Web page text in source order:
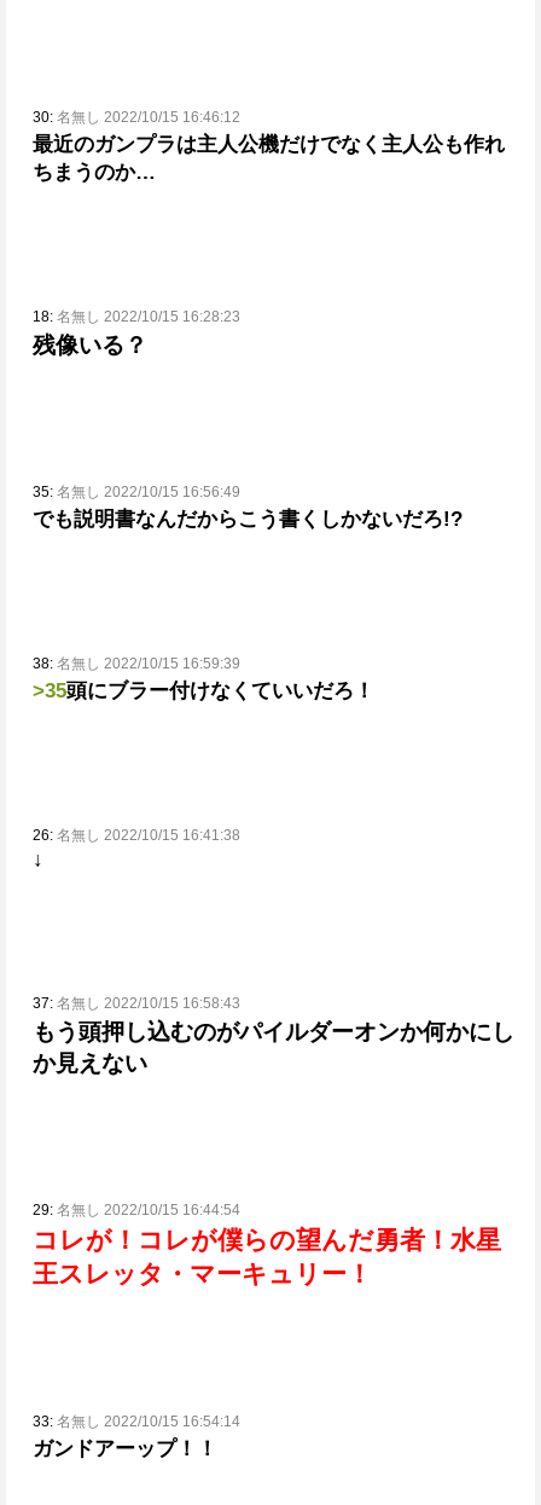
30: 名無し 2022/10/15 16:46:12
最近のガンプラは主人公機だけでなく主人公も作れ
ちまうのか…
18: 名無し 2022/10/15 16:28:23
残像いる？
35: 名無し 2022/10/15 16:56:49
でも説明書なんだからこう書くしかないだろ!?
38: 名無し 2022/10/15 16:59:39
>35頭にブラー付けなくていいだろ！
26: 名無し 2022/10/15 16:41:38
↓
37: 名無し 2022/10/15 16:58:43
もう頭押し込むのがパイルダーオンか何かにし
か見えない
29: 名無し 2022/10/15 16:44:54
コレが！ コレが僕らの望んだ勇者！ 水星
王スレッタ・マーキュリー！
33: 名無し 2022/10/15 16:54:14
ガンドアーップ！！